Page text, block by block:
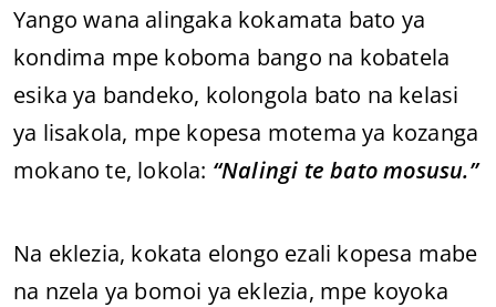
Yango wana alingaka kokamata bato ya
kondima mpe koboma bango na kobatela
esika ya bandeko, kolongola bato na kelasi
ya lisakola, mpe kopesa motema ya kozanga
mokano te, lokola: “Nalingi te bato mosusu.”
Na eklezia, kokata elongo ezali kopesa mabe
na nzela ya bomoi ya eklezia, mpe koyoka